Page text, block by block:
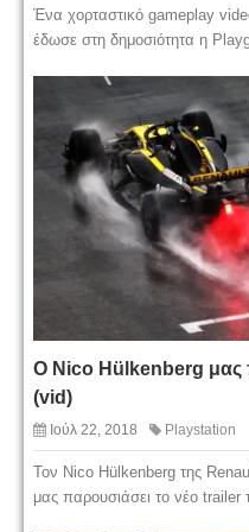
Ένα χορταστικό gameplay
έδωσε στη δημοσιότητα η
Ο Nico Hülkenberg μας
(vid)
Ιούλ 22, 2018 Playstation
Τον Nico Hülkenberg της
μας παρουσιάσει το νέο trailer